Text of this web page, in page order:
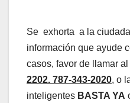
Se exhorta a la
información que ayude
casos, favor de llamar al
2202. 787-343-2020, o
inteligentes BASTA YA